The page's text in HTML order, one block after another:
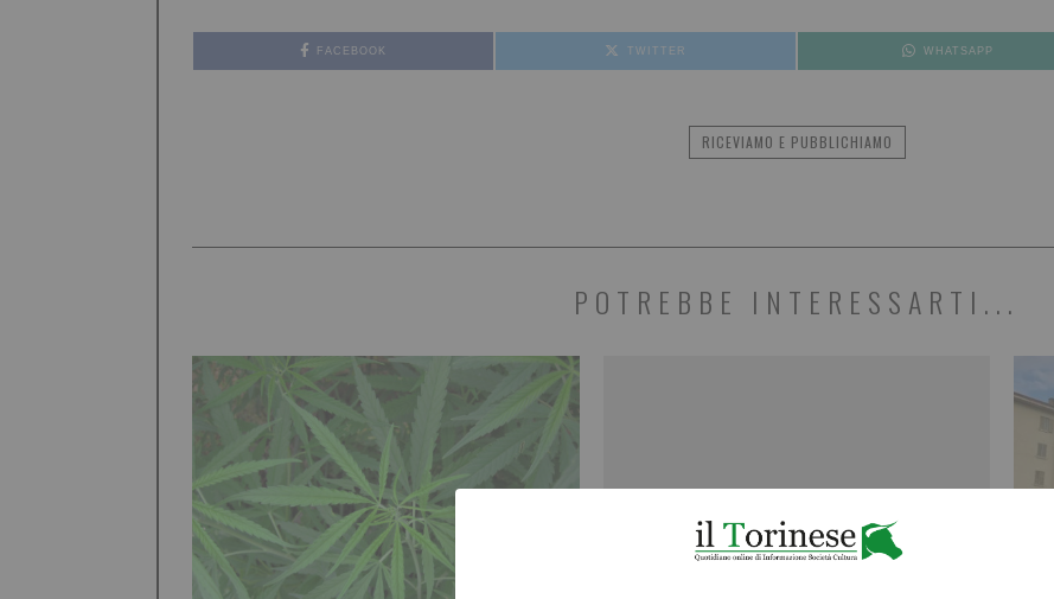
FACEBOOK TWITTER WHATSAPP
RICEVIAMO E PUBBLICHIAMO
POTREBBE INTERESSARTI...